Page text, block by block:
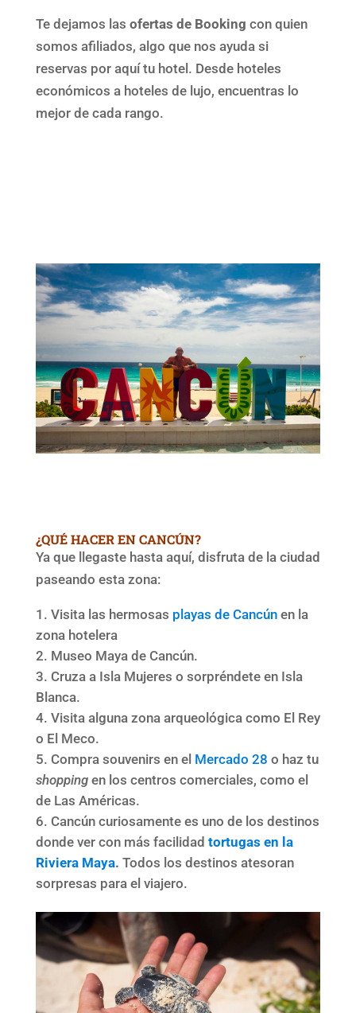
Te dejamos las ofertas de Booking con quien
somos afiliados, algo que nos ayuda si
reservas por aquí tu hotel. Desde hoteles
económicos a hoteles de lujo, encuentras lo
mejor de cada rango.
¿QUÉ HACER EN CANCÚN?
Ya que llegaste hasta aquí, disfruta de la ciudad
paseando esta zona:
Visita las hermosas playas de Cancún en la
zona hotelera
Museo Maya de Cancún.
Cruza a Isla Mujeres o sorpréndete en Isla
Blanca.
Visita alguna zona arqueológica como El Rey
o El Meco.
Compra souvenirs en el Mercado 28 o haz tu
shoppingen los centros comerciales, como el
de Las Américas.
Cancún curiosamente es uno de los destinos
donde ver con más facilidad tortugas en la
Riviera Maya. Todos los destinos atesoran
sorpresas para el viajero.